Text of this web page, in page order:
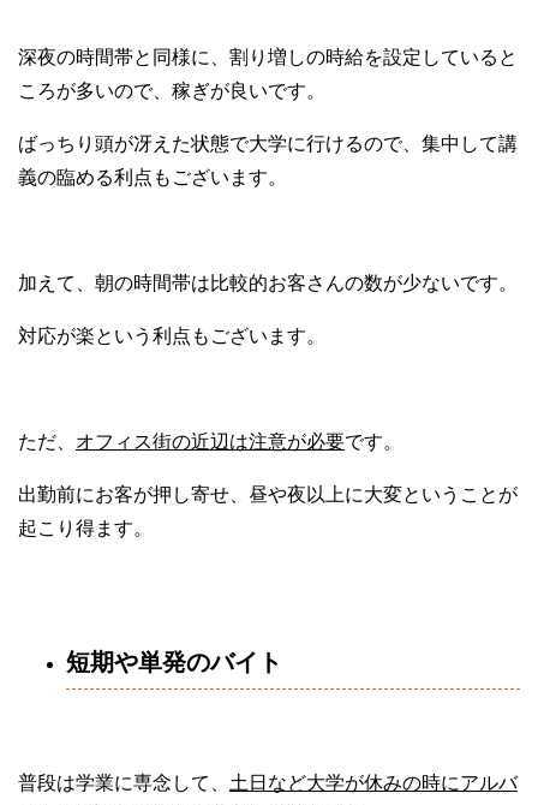
深夜の時間帯と同様に、割り増しの時給を設定していると
ころが多いので、稼ぎが良いです。
ばっちり頭が冴えた状態で大学に行けるので、集中して講
義の臨める利点もございます。
加えて、朝の時間帯は比較的お客さんの数が少ないです。
対応が楽という利点もございます。
ただ、 オフィス街の近辺は注意が必要です。
出勤前にお客が押し寄せ、昼や夜以上に大変ということが
起こり得ます。
短期や単発のバイト
普段は学業に専念して、 土日など大学が休みの時にアルバ